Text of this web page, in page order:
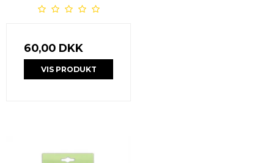
60,00 DKK
VIS PRODUKT